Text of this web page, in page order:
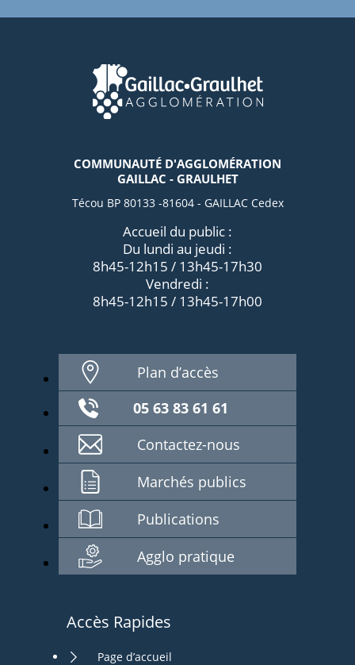
COMMUNAUTÉ D'AGGLOMÉRATION
GAILLAC - GRAULHET
Técou BP 80133 -81604 - GAILLAC Cedex
Accueil du public :
Du lundi au jeudi :
8h45-12h15 / 13h45-17h30
Vendredi :
8h45-12h15 / 13h45-17h00
Plan d’accès
05 63 83 61 61
Contactez-nous
Marchés publics
Publications
Agglo pratique
Accès Rapides
Page d’accueil